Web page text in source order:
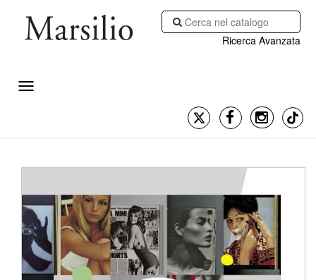
Ricerca Avanzata